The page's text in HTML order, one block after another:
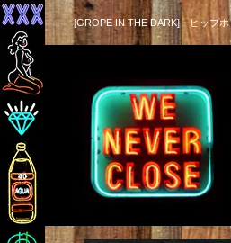
[GROPE IN THE DARK] ヒップ